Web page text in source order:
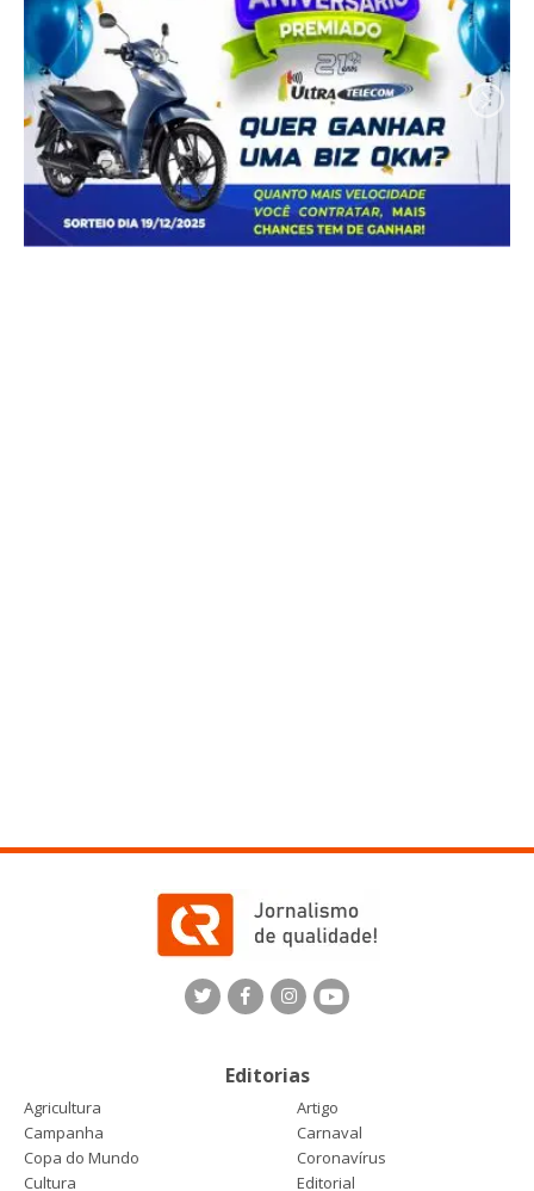
Editorias
Agricultura
Artigo
Campanha
Carnaval
Copa do Mundo
Coronavírus
Cultura
Editorial